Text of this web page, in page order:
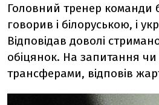
Головний тренер команди
говорив і білоруською, і
Відповідав доволі
обіцянок. На запитання
трансферами, відповів